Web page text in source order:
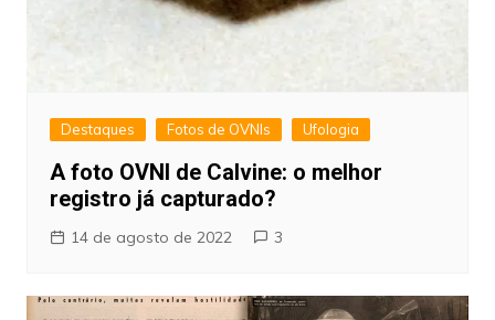
Destaques Fotos de OVNIs Ufologia
A foto OVNI de Calvine: o melhor
registro já capturado?
14 de agosto de 2022 3